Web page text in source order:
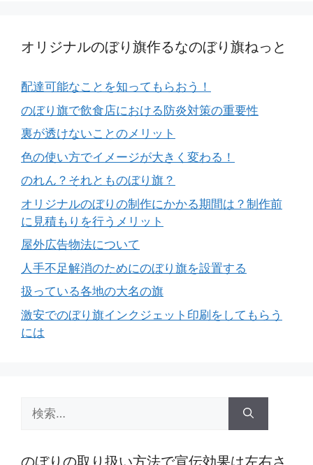
オリジナルのぼり旗作るなのぼり旗ねっと
配達可能なことを知ってもらおう！
のぼり旗で飲食店における防炎対策の重要性
裏が透けないことのメリット
色の使い方でイメージが大きく変わる！
のれん？それとものぼり旗？
オリジナルのぼりの制作にかかる期間は？制作前
に見積もりを行うメリット
屋外広告物法について
人手不足解消のためにのぼり旗を設置する
扱っている各地の大名の旗
激安でのぼり旗インクジェット印刷をしてもらう
には
索:
のぼりの取り扱い方法で宣伝効果は左右さ